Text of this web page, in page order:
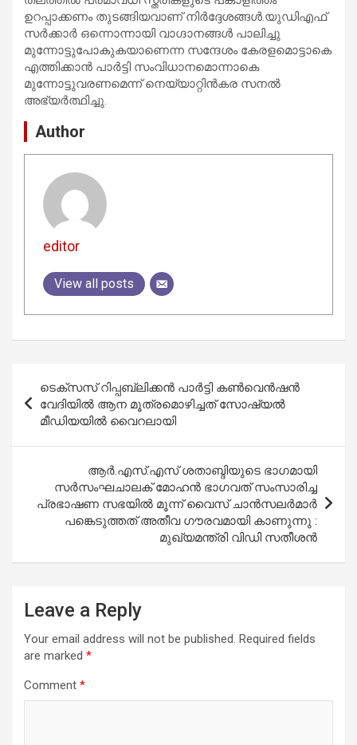
ഉറപ്പാക്കണം തുടങ്ങിയവാണ് നിർദ്ദേശങ്ങൾ.യുഡിഎഫ്
സര്‍ക്കാര്‍ ഒന്നൊന്നായി വാഗ്ദാനങ്ങള്‍ പാലിച്ചു
മുന്നോട്ടുപോകുകയാണെന്ന സന്ദേശം കേരളമൊട്ടാകെ
എത്തിക്കാന്‍ പാര്‍ട്ടി സംവിധാനമൊന്നാകെ
മുന്നോട്ടുവരണമെന്ന് നെയ്യാറ്റിന്‍കര സനല്‍
അഭ്യര്‍ത്ഥിച്ചു.
Author
editor
View all posts
navigation
ടെക്സസ് റിപ്പബ്ലിക്കൻ പാർട്ടി കൺവെൻഷൻ
വേദിയിൽ ആന മൂത്രമൊഴിച്ചത് സോഷ്യൽ
മീഡിയയിൽ വൈറലായി
ആർ.എസ്.എസ് ശതാബ്ദിയുടെ ഭാഗമായി
സർസംഘചാലക് മോഹൻ ഭാഗവത് സംസാരിച്ച
പ്രഭാഷണ സഭയിൽ മൂന്ന് വൈസ് ചാൻസലർമാർ
പങ്കെടുത്തത് അതീവ ഗൗരവമായി കാണുന്നു :
മുഖ്യമന്ത്രി വിഡി സതീശൻ
Leave a Reply
Your email address will not be published. Required fields
are marked *
Comment *